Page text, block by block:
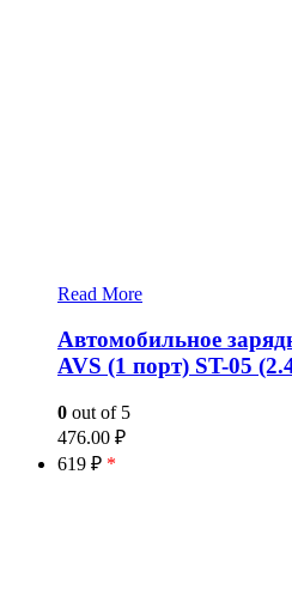
Read More
Автомобильное
AVS (1 порт) ST-05
0 out of 5
476.00 ₽
619 ₽ *